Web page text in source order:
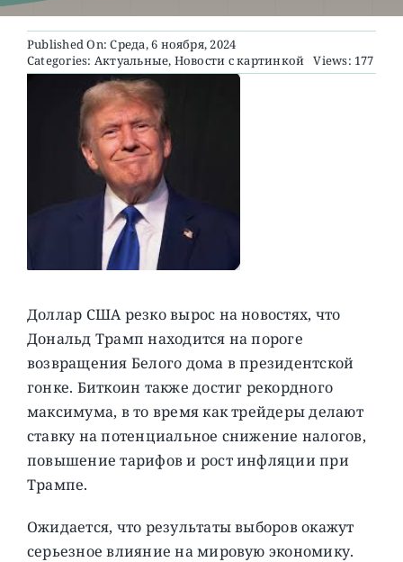
О ПРОЕКТЕ
Published On: Среда, 6 ноября, 2024
Categories: Актуальные, Новости с картинкой Views: 177
Доллар США резко вырос на новостях, что
Дональд Трамп находится на пороге
возвращения Белого дома в президентской
гонке. Биткоин также достиг рекордного
максимума, в то время как трейдеры делают
ставку на потенциальное снижение налогов,
повышение тарифов и рост инфляции при
Трампе.
Ожидается, что результаты выборов окажут
серьезное влияние на мировую экономику.